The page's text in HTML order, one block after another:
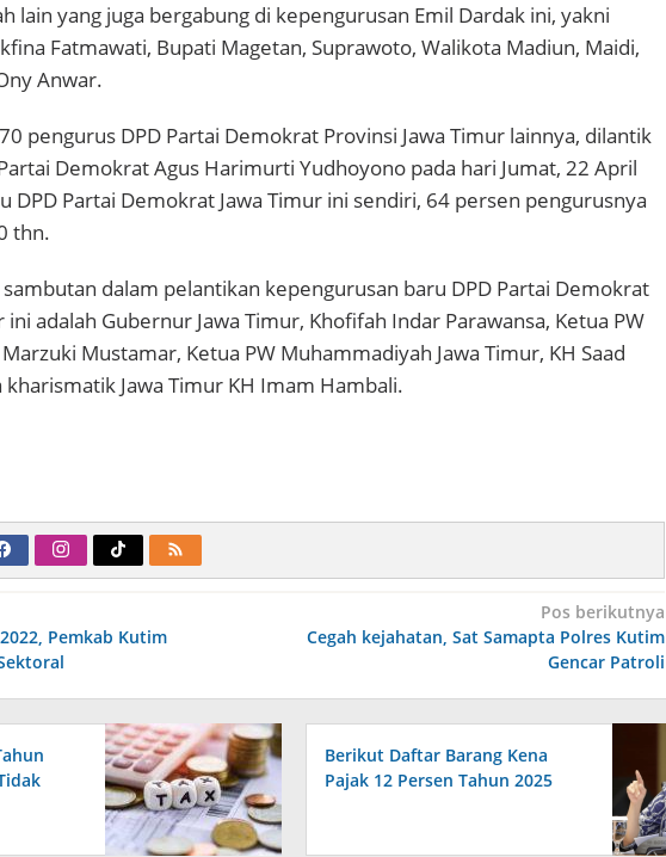
lain yang juga bergabung di kepengurusan Emil Dardak ini, yakni
Fatmawati, Bupati Magetan, Suprawoto, Walikota Madiun, Maidi,
Anwar.
pengurus DPD Partai Demokrat Provinsi Jawa Timur lainnya, dilantik
Demokrat Agus Harimurti Yudhoyono pada hari Jumat, 22 April
DPD Partai Demokrat Jawa Timur ini sendiri, 64 persen pengurusnya
thn.
dalam pelantikan kepengurusan baru DPD Partai Demokrat
ini adalah Gubernur Jawa Timur, Khofifah Indar Parawansa, Ketua PW
Mustamar, Ketua PW Muhammadiyah Jawa Timur, KH Saad
Jawa Timur KH Imam Hambali.
Pemkab Kutim
Pos berikutnya
Cegah kejahatan, Sat Samapta Polres Kutim
Gencar Patroli
Berikut Daftar Barang Kena
Pajak 12 Persen Tahun 2025